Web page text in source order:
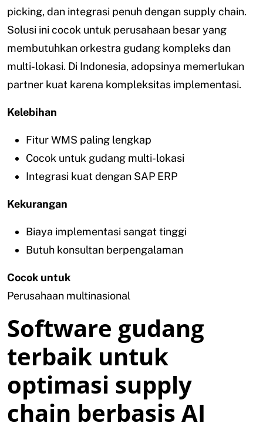
picking, dan integrasi penuh dengan supply chain.
Solusi ini cocok untuk perusahaan besar yang
membutuhkan orkestra gudang kompleks dan
multi-lokasi. Di Indonesia, adopsinya memerlukan
partner kuat karena kompleksitas implementasi.
Kelebihan
Fitur WMS paling lengkap
Cocok untuk gudang multi-lokasi
Integrasi kuat dengan SAP ERP
Kekurangan
Biaya implementasi sangat tinggi
Butuh konsultan berpengalaman
Cocok untuk
Perusahaan multinasional
Software gudang
terbaik untuk
optimasi supply
chain berbasis AI